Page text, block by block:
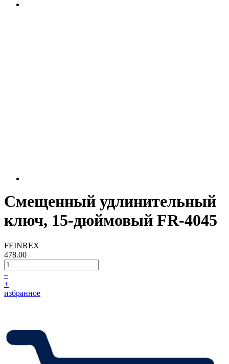
Смещенный удлинительный
ключ, 15-дюймовый FR-4045
FEINREX
478.00
–
+
избранное